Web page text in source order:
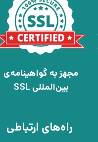
مجهز به گواهینامه‌ی
بین‌المللی SSL
راه‌های ارتباطی